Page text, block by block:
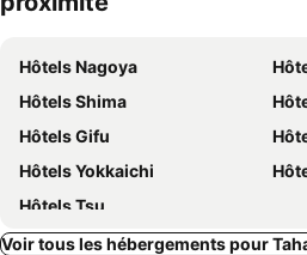
Hôtels Nagoya
Hôtels Shima
Hôtels Gifu
Hôtels Yokkaichi
Hôtels Tsu
Voir tous les hébergements pour